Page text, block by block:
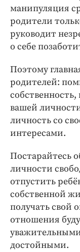
манипуляция
родители
руководит
о себе
Поэтому
родителей:
вашей
личность со
интересами.
Постарайтесь
личности
отпустить
собственной
получать свой
отношения
достойными.